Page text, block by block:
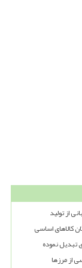
از تولید
تبدیل نموده